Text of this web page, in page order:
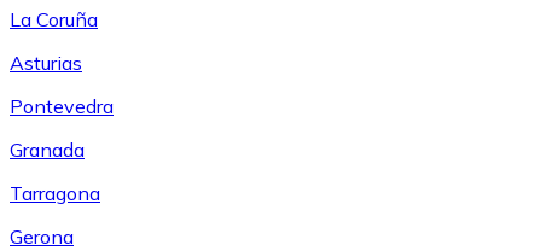
La Coruña
Asturias
Pontevedra
Granada
Tarragona
Gerona